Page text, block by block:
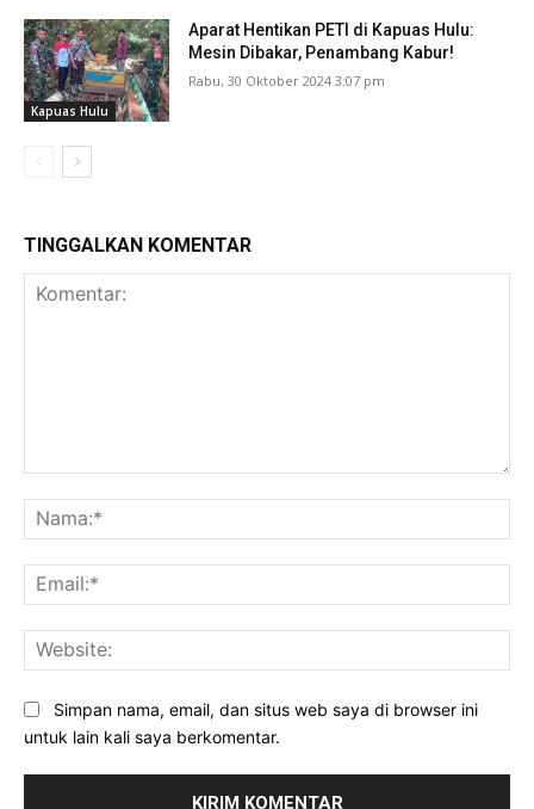
Kapuas Hulu
Aparat Hentikan PETI di Kapuas Hulu:
Mesin Dibakar, Penambang Kabur!
Rabu, 30 Oktober 2024 3:07 pm
TINGGALKAN KOMENTAR
Simpan nama, email, dan situs web saya di browser ini
untuk lain kali saya berkomentar.